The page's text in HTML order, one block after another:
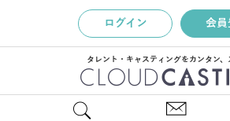
ログイン 会員
タレント・キャスティングをカンタン、